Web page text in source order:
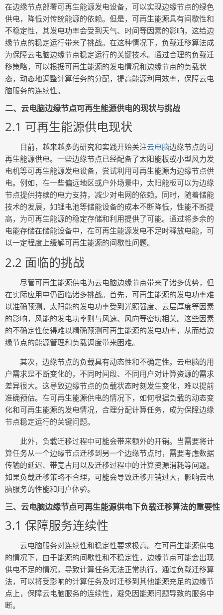
在边缘节点部署可再生能源发电设备，可以实现边缘节点的绿色
供电，降低对传统能源的依赖。但是，可再生能源具有间歇性和
不稳定性，其发电功率会受到天气、时间等因素的影响，这给边
缘节点的稳定运行带来了挑战。在这种情况下，负载迁移算法成
为保障云电脑边缘节点稳定运行的关键技术。通过合理的负载迁
移策略，可以根据可再生能源的发电情况和边缘节点的负载状
态，动态地调整计算任务的分配，提高能源利用效率，保障云电
脑服务的连续性。
二、云电脑边缘节点可再生能源供电的现状与挑战
2.1 可再生能源供电现状
目前，越来越多的研究和实践开始关注云电脑边缘节点的可
再生能源供电。一些边缘节点已经配备了太阳能板或小型风力发
电机等可再生能源发电设备，尝试利用可再生能源为边缘节点供
电。例如，在一些偏远地区或户外场景中，太阳能板可以为边缘
节点提供持续的电力支持，减少对电网的依赖。同时，随着储能
技术的发展，如锂电池等储能设备的成本不断降低，性能不断提
高，为可再生能源的稳定存储和利用提供了可能。通过将多余的
电能存储在储能设备中，在可再生能源发电不足时释放电能，可
以一定程度上缓解可再生能源的间歇性问题。
2.2 面临的挑战
尽管可再生能源供电为云电脑边缘节点带来了诸多优势，但
在实际应用中仍面临诸多挑战。首先，可再生能源的发电功率难
以准确预测。太阳能的发电功率受到光照强度、云层厚度等因素
的影响，风能的发电功率则与风速、风向等密切相关。这些因素
的不确定性使得难以精确预测可再生能源的发电功率，从而给边
缘节点的能源管理和负载调度带来困难。
其次，边缘节点的负载具有动态性和不确定性。云电脑的用
户需求是不断变化的，不同时间段、不同用户对计算资源的需求
差异很大。这导致边缘节点的负载状态时刻发生变化，难以提前
准确预估。在可再生能源供电的情况下，如何根据负载的动态变
化和可再生能源的发电情况，合理分配计算任务，成为保障边缘
节点稳定运行的关键问题。
此外，负载迁移过程中可能会带来额外的开销。当需要将计
算任务从一个边缘节点迁移到另一个边缘节点时，需要考虑数据
传输的延迟、带宽占用以及迁移过程中的计算资源消耗等问题。
如果负载迁移策略不合理，可能会导致迁移开销过大，影响云电
脑服务的性能和用户体验。
三、云电脑边缘节点可再生能源供电下负载迁移算法的重要性
3.1 保障服务连续性
云电脑服务对连续性和稳定性要求极高。在可再生能源供电
的情况下，由于能源的间歇性和不稳定性，边缘节点可能会出现
供电不足的情况，导致计算任务无法正常执行。通过负载迁移算
法，可以将受影响的计算任务及时迁移到其他能源充足的边缘节
点上，保障云电脑服务的连续性，避免因能源问题导致的服务中
断。